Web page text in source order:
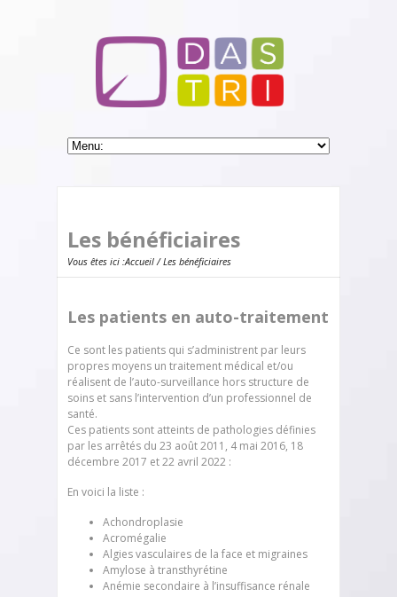
Les bénéficiaires
Vous êtes ici :Accueil/ Les bénéficiaires
Les patients en auto-traitement
Ce sont les patients qui s’administrent par leurs
propres moyens un traitement médical et/ou
réalisent de l’auto-surveillance hors structure de
soins et sans l’intervention d’un professionnel de
santé.
Ces patients sont atteints de pathologies définies
par les arrêtés du 23 août 2011, 4 mai 2016, 18
décembre 2017 et 22 avril 2022 :
En voici la liste :
Achondroplasie
Acromégalie
Algies vasculaires de la face et migraines
Amylose à transthyrétine
Anémie secondaire à l’insuffisance rénale